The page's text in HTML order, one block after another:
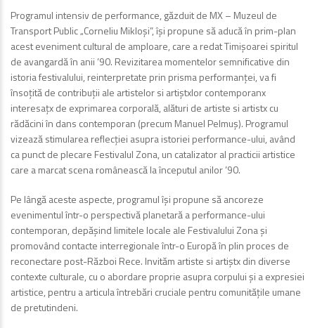
Programul intensiv de performance, găzduit de MX – Muzeul de
Transport Public „Corneliu Mikloși”, își propune să aducă în prim-plan
acest eveniment cultural de amploare, care a redat Timișoarei spiritul
de avangardă în anii ’90. Revizitarea momentelor semnificative din
istoria festivalului, reinterpretate prin prisma performanței, va fi
însoțită de contribuții ale artistelor si artiștxlor contemporanx
interesațx de exprimarea corporală, alături de artiste si artistx cu
rădăcini în dans contemporan (precum Manuel Pelmuș). Programul
vizează stimularea reflecției asupra istoriei performance-ului, având
ca punct de plecare Festivalul Zona, un catalizator al practicii artistice
care a marcat scena românească la începutul anilor ’90.
Pe lângă aceste aspecte, programul își propune să ancoreze
evenimentul într-o perspectivă planetară a performance-ului
contemporan, depășind limitele locale ale Festivalului Zona și
promovând contacte interregionale într-o Europă în plin proces de
reconectare post-Război Rece. Invităm artiste si artiștx din diverse
contexte culturale, cu o abordare proprie asupra corpului și a expresiei
artistice, pentru a articula întrebări cruciale pentru comunitățile umane
de pretutindeni.